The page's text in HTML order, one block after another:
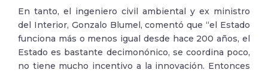
En tanto, el ingeniero civil ambiental y ex ministro
del Interior, Gonzalo Blumel, comentó que “el Estado
funciona más o menos igual desde hace 200 años, el
Estado es bastante decimonónico, se coordina poco,
no tiene mucho incentivo a la innovación. Entonces